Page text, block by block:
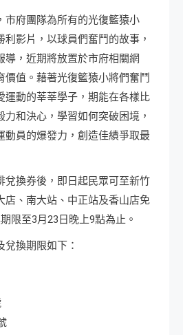
市府團隊為所有的光復籃猿小
影片，以球員們奮鬥的故事，
導，近期將放置於市府相關網
價值。藉著光復籃猿小將們奮鬥
運動的莘莘學子，期能在各樣比
和決心，學習如何突破困境，
動員的爆發力，創造佳績爭取最
兌換券後，即日起民眾可至新竹
店、南大站、中正站及香山店免
限至3月23日晚上9點為止。
換期限如下：